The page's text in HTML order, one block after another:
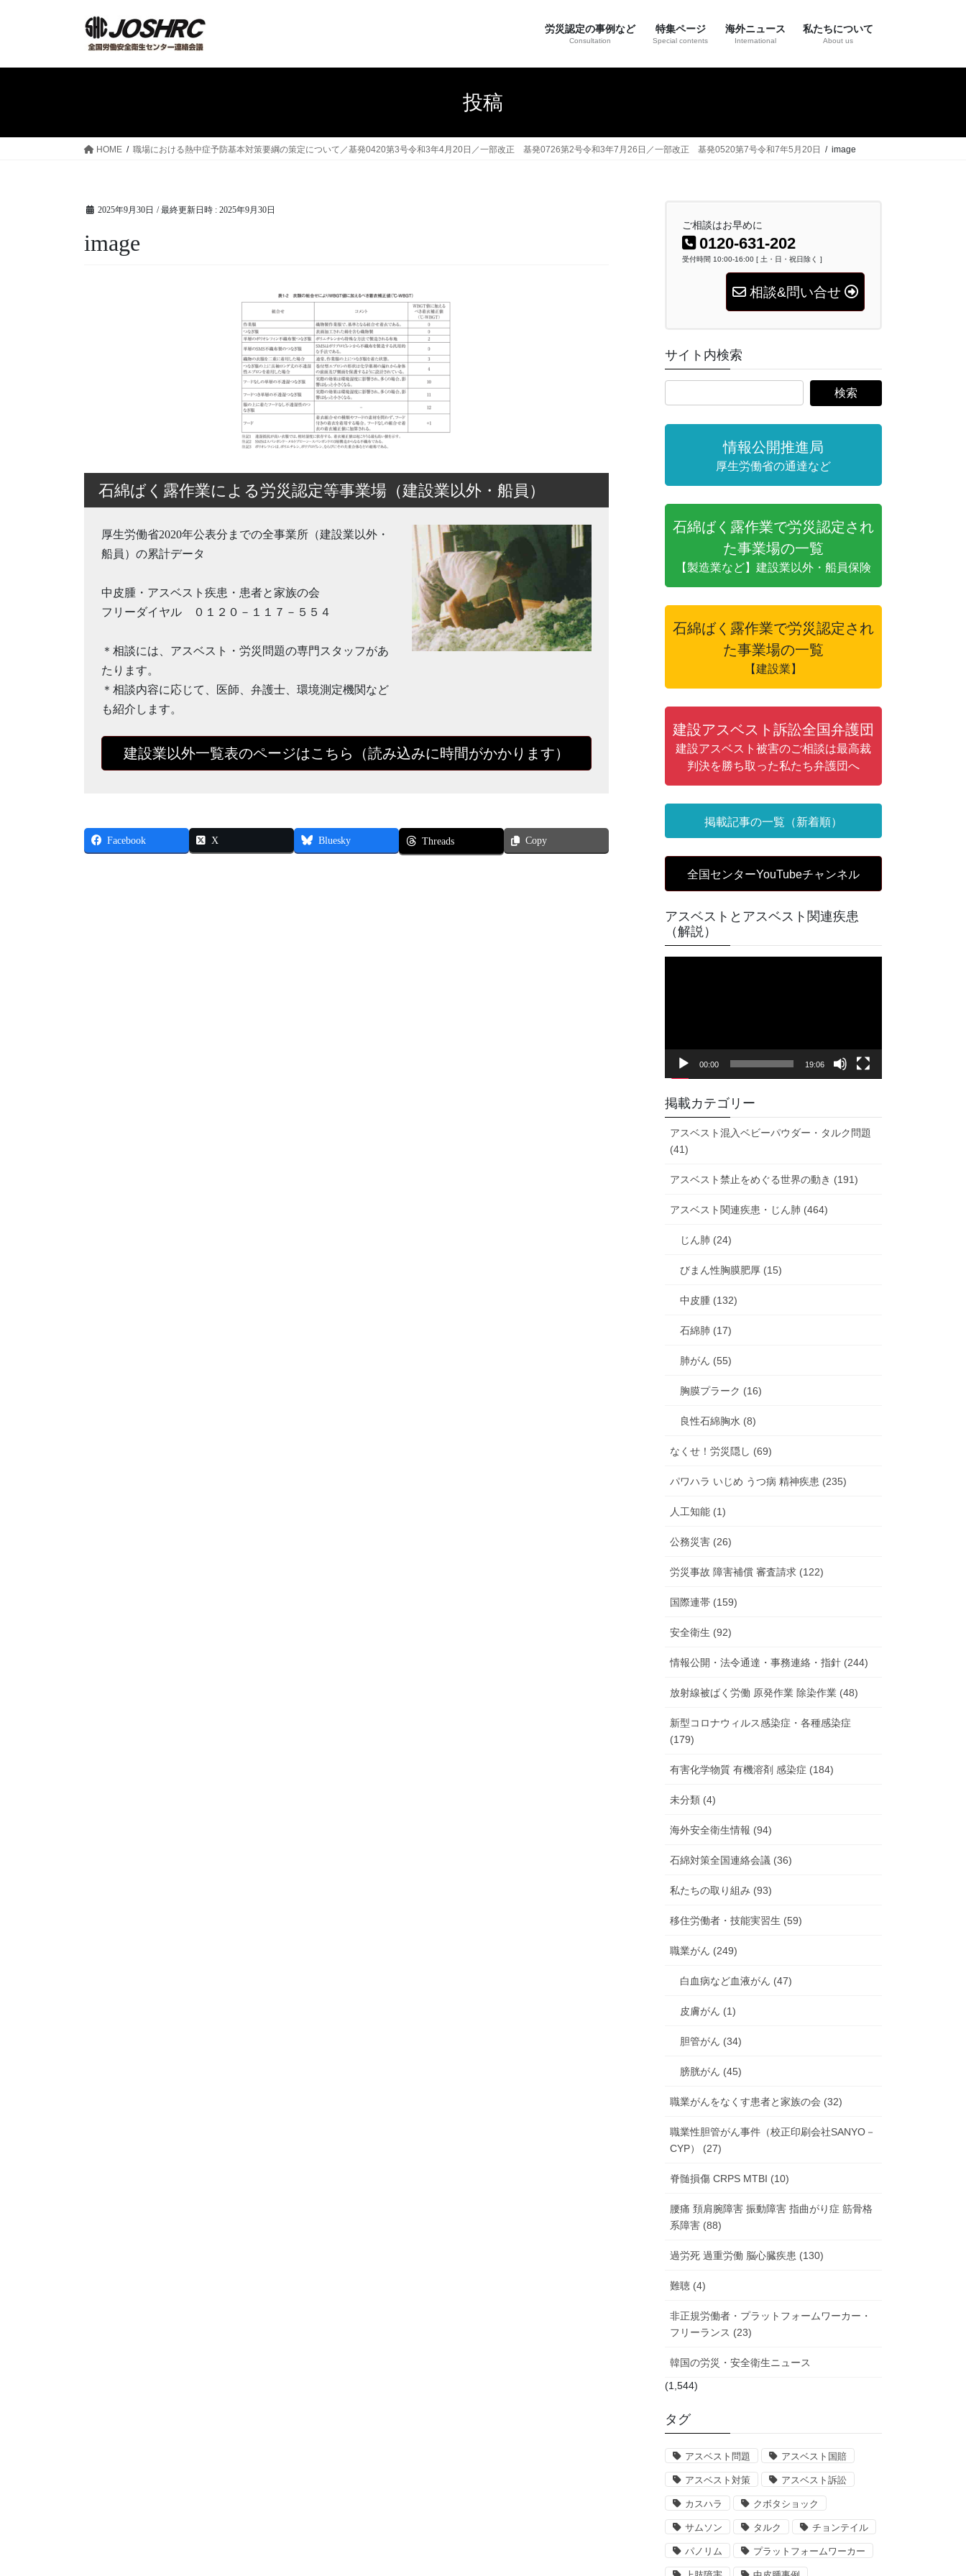
労災認定の事例など
Consultation
特集ページ
Special contents
海外ニュース
International
私たちについて
About us
投稿
HOME 職場における熱中症予防基本対策要綱の策定について／基発0420第3号令和3年4月20日／一部改正 基発0726第2号令和3年7月26日／一部改正 基発0520第7号令和7年5月20日 image
2025年9月30日 / 最終更新日時 : 2025年9月30日
image
石綿ばく露作業による労災認定等事業場（建設業以外・船員）
厚生労働省2020年公表分までの全事業所（建設業以外・
船員）の累計データ
中皮腫・アスベスト疾患・患者と家族の会
フリーダイヤル ０１２０－１１７－５５４
＊相談には、アスベスト・労災問題の専門スタッフがあ
たります。
＊相談内容に応じて、医師、弁護士、環境測定機関など
も紹介します。
建設業以外一覧表のページはこちら（読み込みに時間がかかります）
Facebook X Bluesky Threads Copy
ご相談はお早めに
0120-631-202
受付時間 10:00-16:00 [ 土・日・祝日除く ]
相談&問い合せ
サイト内検索
情報公開推進局
厚生労働省の通達など
石綿ばく露作業で労災認定され
た事業場の一覧
【製造業など】建設業以外・船員保険
石綿ばく露作業で労災認定され
た事業場の一覧
【建設業】
建設アスベスト訴訟全国弁護団
建設アスベスト被害のご相談は最高裁
判決を勝ち取った私たち弁護団へ
掲載記事の一覧（新着順）
全国センターYouTubeチャンネル
アスベストとアスベスト関連疾患
（解説）
ヤ
00:00 19:06
掲載カテゴリー
アスベスト混入ベビーパウダー・タルク問題
(41)
アスベスト禁止をめぐる世界の動き (191)
アスベスト関連疾患・じん肺 (464)
じん肺 (24)
びまん性胸膜肥厚 (15)
中皮腫 (132)
石綿肺 (17)
肺がん (55)
胸膜プラーク (16)
良性石綿胸水 (8)
なくせ！労災隠し (69)
パワハラ いじめ うつ病 精神疾患 (235)
人工知能 (1)
公務災害 (26)
労災事故 障害補償 審査請求 (122)
国際連帯 (159)
安全衛生 (92)
情報公開・法令通達・事務連絡・指針 (244)
放射線被ばく労働 原発作業 除染作業 (48)
新型コロナウィルス感染症・各種感染症
(179)
有害化学物質 有機溶剤 感染症 (184)
未分類 (4)
海外安全衛生情報 (94)
石綿対策全国連絡会議 (36)
私たちの取り組み (93)
移住労働者・技能実習生 (59)
職業がん (249)
白血病など血液がん (47)
皮膚がん (1)
胆管がん (34)
膀胱がん (45)
職業がんをなくす患者と家族の会 (32)
職業性胆管がん事件（校正印刷会社SANYO－
CYP） (27)
脊髄損傷 CRPS MTBI (10)
腰痛 頚肩腕障害 振動障害 指曲がり症 筋骨格
系障害 (88)
過労死 過重労働 脳心臓疾患 (130)
難聴 (4)
非正規労働者・プラットフォームワーカー・
フリーランス (23)
韓国の労災・安全衛生ニュース
(1,544)
タグ
アスベスト問題 アスベスト国賠
アスベスト対策 アスベスト訴訟
カスハラ クボタショック
サムソン タルク チョンテイル
パノリム プラットフォームワーカー